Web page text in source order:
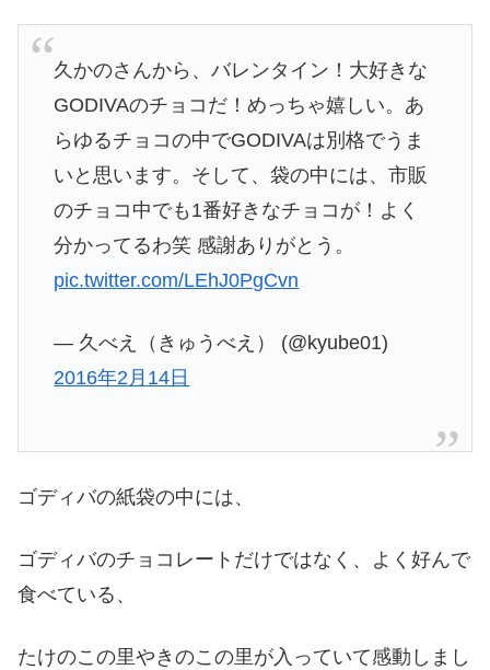
久かのさんから、バレンタイン！大好きな
GODIVAのチョコだ！めっちゃ嬉しい。あ
らゆるチョコの中でGODIVAは別格でうま
いと思います。そして、袋の中には、市販
のチョコ中でも1番好きなチョコが！よく
分かってるわ笑 感謝ありがとう。
pic.twitter.com/LEhJ0PgCvn
— 久べえ（きゅうべえ） (@kyube01)
2016年2月14日
ゴディバの紙袋の中には、
ゴディバのチョコレートだけではなく、よく好んで
食べている、
たけのこの里やきのこの里が入っていて感動しまし